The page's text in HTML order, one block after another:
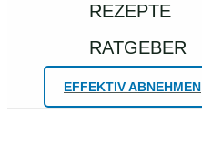
REZEPTE
RATGEBER
EFFEKTIV ABNEHMEN